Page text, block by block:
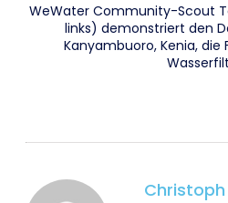
WeWater Community-Scout
links) demonstriert den
Kanyambuoro, Kenia, die
Christoph